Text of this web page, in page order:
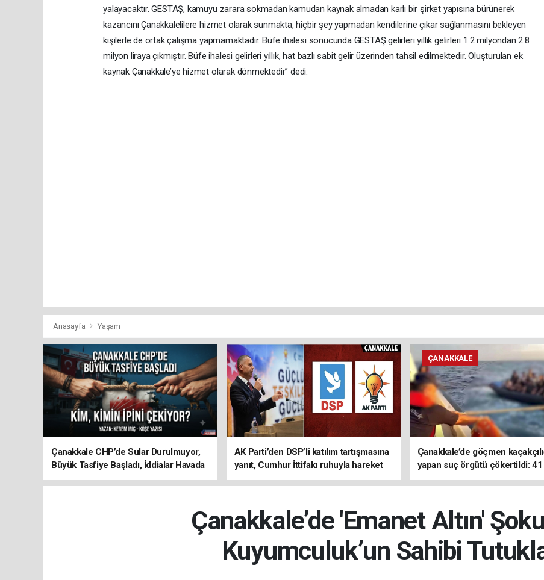
yalayacaktır. GESTAŞ, kamuyu zarara sokmadan kamudan kaynak almadan karlı bir şirket yapısına bürünerek
kazancını Çanakkalelilere hizmet olarak sunmakta, hiçbir şey yapmadan kendilerine çıkar sağlanmasını bekleyen
kişilerle de ortak çalışma yapmamaktadır. Büfe ihalesi sonucunda GESTAŞ gelirleri yıllık gelirleri 1.2 milyondan 2.8
milyon liraya çıkmıştır. Büfe ihalesi gelirleri yıllık, hat bazlı sabit gelir üzerinden tahsil edilmektedir. Oluşturulan ek
kaynak Çanakkale’ye hizmet olarak dönmektedir” dedi.
Anasayfa Yaşam
Çanakkale CHP’de Sular Durulmuyor,
Büyük Tasfiye Başladı, İddialar Havada
Uçuşuyor
AK Parti’den DSP’li katılım tartışmasına
yanıt, Cumhur İttifakı ruhuyla hareket
ediyoruz
ÇANAKKALE
Çanakkale’de göçmen
yapan suç örgütü çökertildi: 41
tutuklama
Çanakkale’de 'Emanet Altın'
Kuyumculuk’un Sahibi